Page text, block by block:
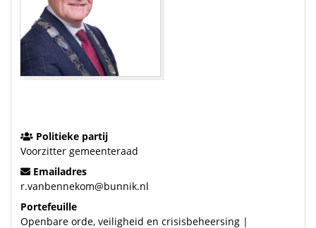
Politieke partij
Voorzitter gemeenteraad
Emailadres
r.vanbennekom@bunnik.nl
Portefeuille
Openbare orde, veiligheid en crisisbeheersing |